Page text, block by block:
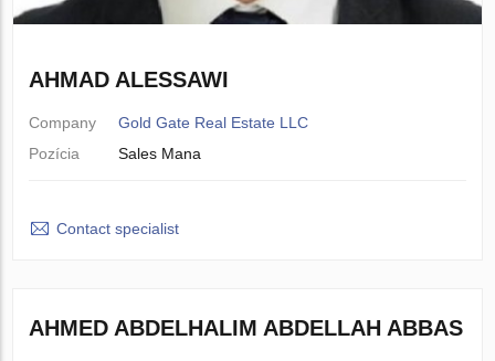
AHMAD ALESSAWI
Company
Gold Gate Real Estate LLC
Pozícia
Sales Mana
Contact specialist
AHMED ABDELHALIM ABDELLAH ABBAS